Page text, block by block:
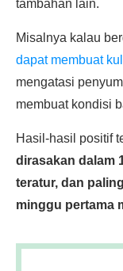
tambahan lain.
Misalnya kalau
dapat membuat
mengatasi
membuat kondisi
Hasil-hasil positif
dirasakan dalam
teratur, dan
minggu pertama